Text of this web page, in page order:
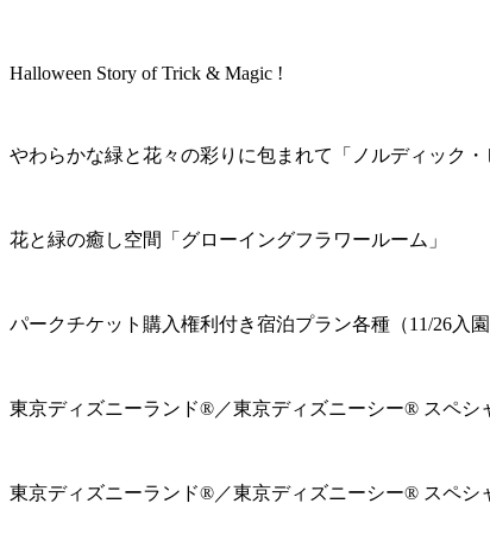
Halloween Story of Trick & Magic !
やわらかな緑と花々の彩りに包まれて「ノルディック・
花と緑の癒し空間「グローイングフラワールーム」
パークチケット購入権利付き宿泊プラン各種（11/26入園
東京ディズニーランド®／東京ディズニーシー® スペ
東京ディズニーランド®／東京ディズニーシー® スペ